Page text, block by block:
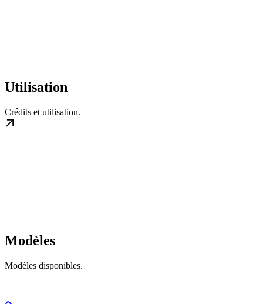
Utilisation
Crédits et utilisation.
Modèles
Modèles disponibles.